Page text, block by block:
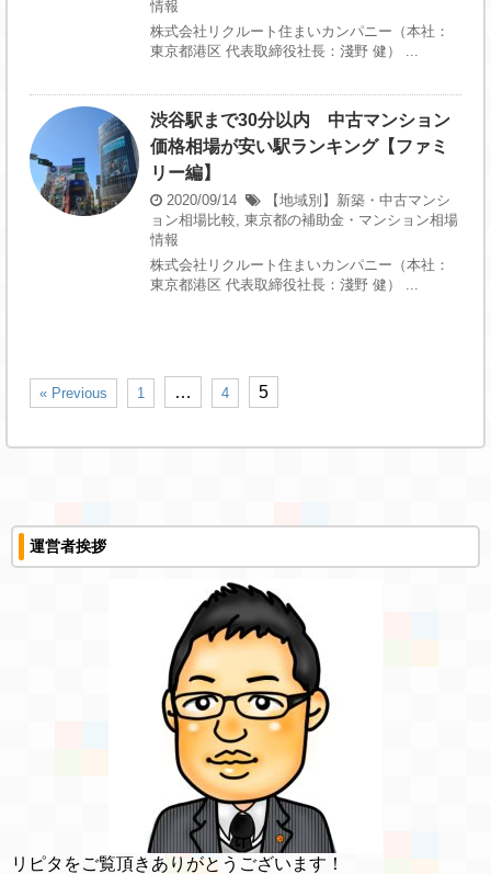
情報
株式会社リクルート住まいカンパニー（本社：
東京都港区 代表取締役社長：淺野 健） ...
渋谷駅まで30分以内 中古マンション
価格相場が安い駅ランキング【ファミ
リー編】
2020/09/14
【地域別】新築・中古マンシ
ョン相場比較 東京都の補助金・マンション相場
情報
株式会社リクルート住まいカンパニー（本社：
東京都港区 代表取締役社長：淺野 健） ...
« Previous 1 … 4 5
運営者挨拶
リピタをご覧頂きありがとうございます！